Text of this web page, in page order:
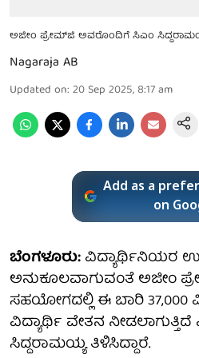
ಅಜೀಂ ಪ್ರೇಮ್‌ಜಿ ಅವರೊಂದಿಗೆ ಸಿಎಂ
Nagaraja AB
Updated on: 20 Sep 2025, 8:17 am
Add as a
on
ಬೆಂಗಳೂರು:ವಿದ್ಯಾರ್ಥಿನಿಯರ
ಅನುಕೂಲವಾಗುವಂತೆ ಅಜೀಂ
ಸಹಯೋಗದಲ್ಲಿ ಈ ಬಾರಿ 37,000
ವಿದ್ಯಾರ್ಥಿ ವೇತನ
ಸಿದ್ದರಾಮಯ್ಯ ತಿಳಿಸಿದ್ದಾರೆ.